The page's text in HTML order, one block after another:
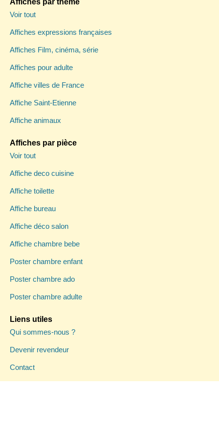
Voir tout
Affiches expressions françaises
Affiches Film, cinéma, série
Affiches pour adulte
Affiche villes de France
Affiche Saint-Etienne
Affiche animaux
Affiches par pièce
Voir tout
Affiche deco cuisine
Affiche toilette
Affiche bureau
Affiche déco salon
Affiche chambre bebe
Poster chambre enfant
Poster chambre ado
Poster chambre adulte
Liens utiles
Qui sommes-nous ?
Devenir revendeur
Contact